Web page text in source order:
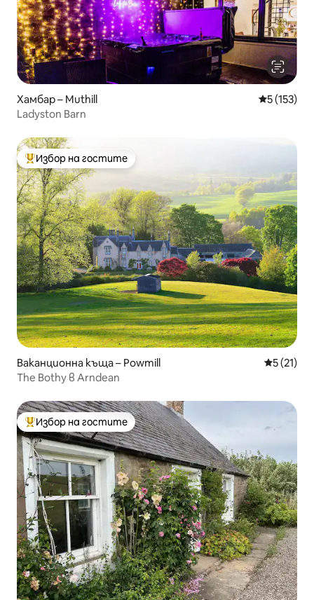
Хамбар – Muthill Средна
5 (153)
Ladyston Barn
Най-популярен избор на гостите
Избор на гостите
Ваканционна къща – Powmill Средна
5 (21)
The Bothy в Arndean
Най-популярен избор на гостите
Избор на гостите